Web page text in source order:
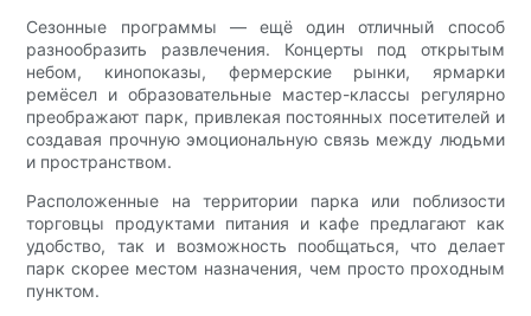
Сезонные программы — ещё один отличный способ
разнообразить развлечения. Концерты под открытым
небом, кинопоказы, фермерские рынки, ярмарки
ремёсел и образовательные мастер-классы регулярно
преображают парк, привлекая постоянных посетителей и
создавая прочную эмоциональную связь между людьми
и пространством.
Расположенные на территории парка или поблизости
торговцы продуктами питания и кафе предлагают как
удобство, так и возможность пообщаться, что делает
парк скорее местом назначения, чем просто проходным
пунктом.